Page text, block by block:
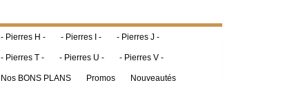
- Pierres H - - Pierres I - - Pierres J -
- Pierres T - - Pierres U - - Pierres V -
Nos BONS PLANS Promos Nouveautés